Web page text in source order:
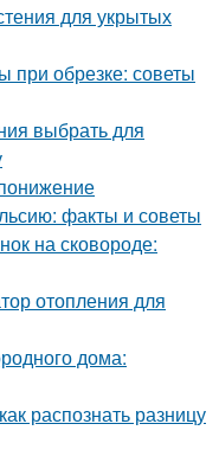
для укрытых
при обрезке: советы
выбрать для
факты и советы
на сковороде:
отопления для
дома:
распознать разницу